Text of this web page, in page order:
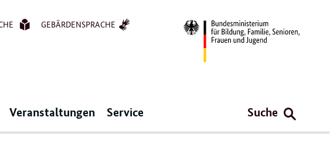
GEBÄRDENSPRACHE
Veranstaltungen Service Suche